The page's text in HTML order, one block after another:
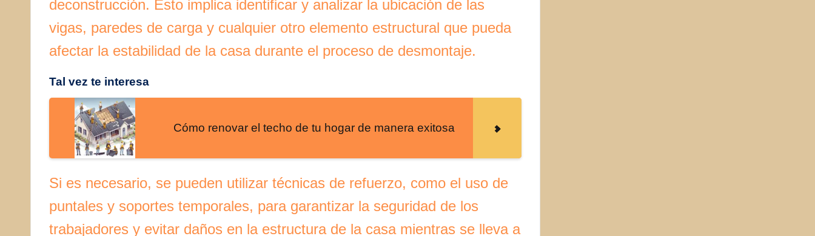
deconstrucción. Esto implica identificar y analizar la ubicación de las
vigas, paredes de carga y cualquier otro elemento estructural que pueda
afectar la estabilidad de la casa durante el proceso de desmontaje.
Tal vez te interesa
Cómo renovar el techo de tu hogar de manera exitosa
Si es necesario, se pueden utilizar técnicas de refuerzo, como el uso de
puntales y soportes temporales, para garantizar la seguridad de los
trabajadores y evitar daños en la estructura de la casa mientras se lleva a